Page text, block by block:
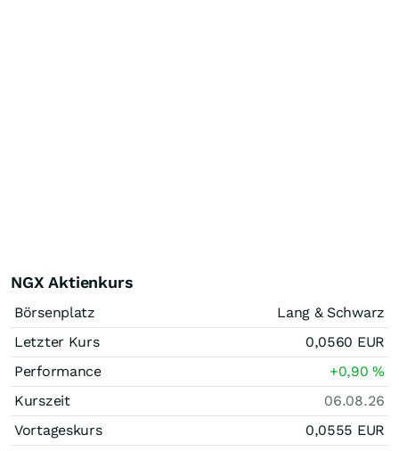
NGX Aktienkurs
Börsenplatz
Lang & Schwarz
Letzter Kurs
0,0560 EUR
Performance
+0,90%
Kurszeit
06.08.26
Vortageskurs
0,0555 EUR